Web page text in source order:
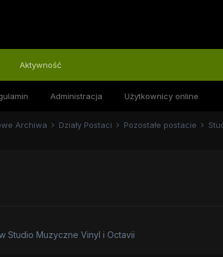
Administracja Użytkownicy online
Aktywność
Archiwa Działy Postaci Pozostałe postacie
Studio Muzyczne Vinyl i Octavii